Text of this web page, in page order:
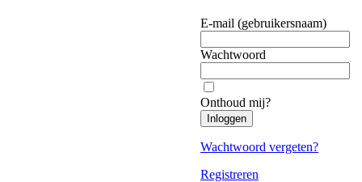
E-mail (gebruikersnaam)
Wachtwoord
Onthoud mij?
Inloggen
Wachtwoord vergeten?
Registreren